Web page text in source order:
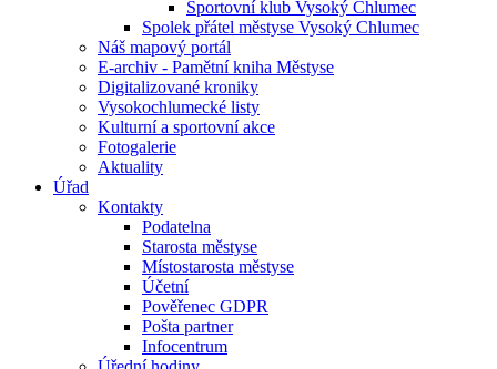
Sportovní klub Vysoký Chlumec
Spolek přátel městyse Vysoký Chlumec
Náš mapový portál
E-archiv - Pamětní kniha Městyse
Digitalizované kroniky
Vysokochlumecké listy
Kulturní a sportovní akce
Fotogalerie
Aktuality
Úřad
Kontakty
Podatelna
Starosta městyse
Místostarosta městyse
Účetní
Pověřenec GDPR
Pošta partner
Infocentrum